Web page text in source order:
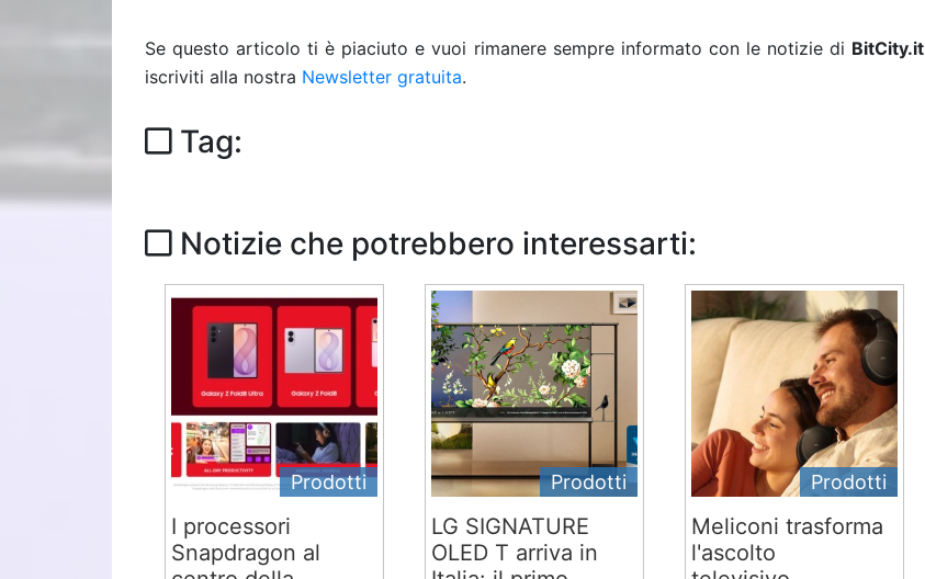
Se questo articolo ti è piaciuto e vuoi rimanere sempre informato con le notizie di BitCity.it
iscriviti alla nostra Newsletter gratuita.
Tag:
Notizie che potrebbero interessarti:
Prodotti
I processori
Snapdragon al
Prodotti
LG SIGNATURE
OLED T arriva in
Prodotti
Meliconi trasforma
l'ascolto